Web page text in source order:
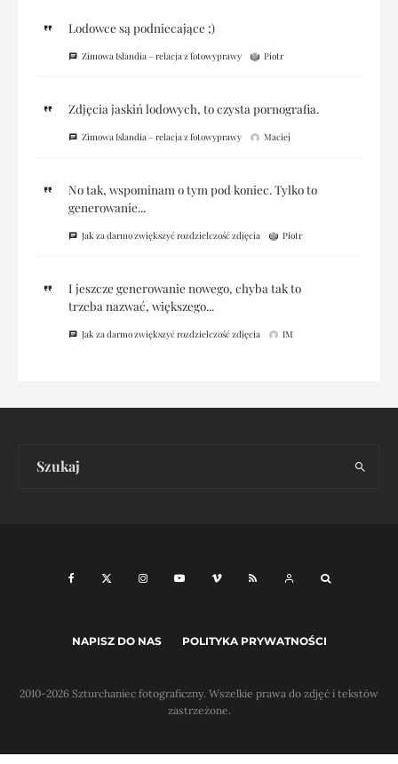
Lodowce są podniecające ;)
Zimowa Islandia – relacja z fotowyprawy Piotr
Zdjęcia jaskiń lodowych, to czysta pornografia.
Zimowa Islandia – relacja z fotowyprawy Maciej
No tak, wspominam o tym pod koniec. Tylko to
generowanie...
Jak za darmo zwiększyć rozdzielczość zdjęcia Piotr
I jeszcze generowanie nowego, chyba tak to
trzeba nazwać, większego...
Jak za darmo zwiększyć rozdzielczość zdjęcia IM
NAPISZ DO NAS POLITYKA PRYWATNOŚCI
2010-2026 Szturchaniec fotograficzny. Wszelkie prawa do zdjęć i tekstów
zastrzeżone.